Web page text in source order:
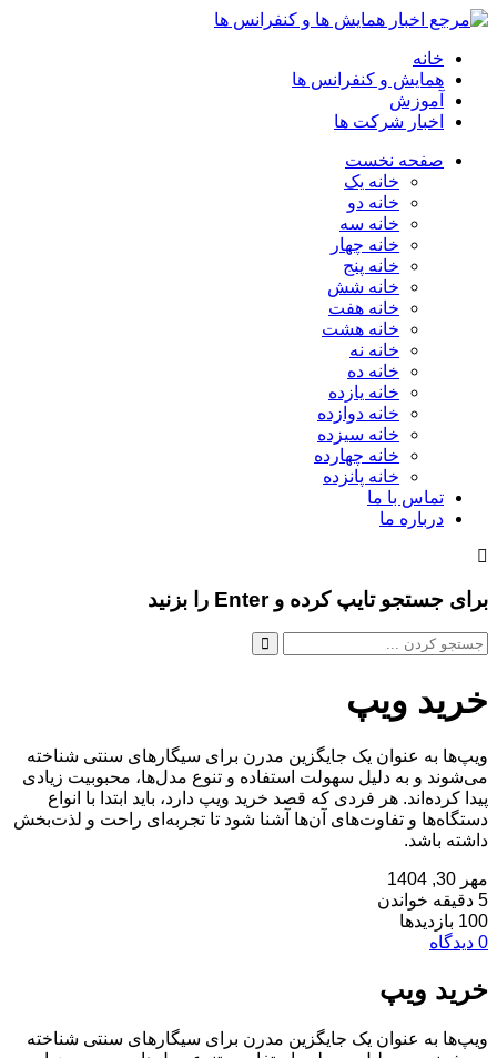
خانه
همایش و کنفرانس ها
آموزش
اخبار شرکت ها
صفحه نخست
خانه یک
خانه دو
خانه سه
خانه چهار
خانه پنج
خانه شش
خانه هفت
خانه هشت
خانه نه
خانه ده
خانه یازده
خانه دوازده
خانه سیزده
خانه چهارده
خانه پانزده
تماس با ما
درباره ما
برای جستجو تایپ کرده و Enter را بزنید
خرید ویپ
ویپ‌ها به عنوان یک جایگزین مدرن برای سیگارهای سنتی شناخته
می‌شوند و به دلیل سهولت استفاده و تنوع مدل‌ها، محبوبیت زیادی
پیدا کرده‌اند. هر فردی که قصد خرید ویپ دارد، باید ابتدا با انواع
دستگاه‌ها و تفاوت‌های آن‌ها آشنا شود تا تجربه‌ای راحت و لذت‌بخش
داشته باشد.
مهر 30, 1404
5 دقیقه خواندن
100 بازدیدها
0 دیدگاه
خرید ویپ
ویپ‌ها به عنوان یک جایگزین مدرن برای سیگارهای سنتی شناخته